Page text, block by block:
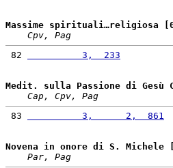
Massime spirituali…religiosa
Cpv, Pag
82
          3,  233
Medit. sulla Passione di Gesù
Cap, Cpv, Pag
83
          3,      2,  861
Novena in onore di S. Michele
Par, Pag